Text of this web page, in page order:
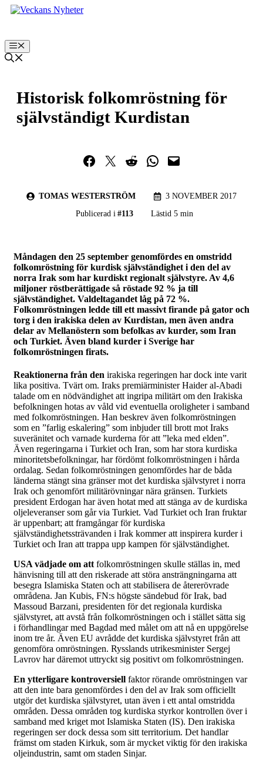
Hoppa
Meny
Historisk folkomröstning för
självständigt Kurdistan
Dela på Facebook
Dela på TwitterDela på RedditDela i WhatsApp
Maila en länk
TOMAS WESTERSTRÖM
3 NOVEMBER 2017
Publicerad i #113 Lästid 5 min
Måndagen den 25 september genomfördes en omstridd
folkomröstning för kurdisk självständighet i den del av
norra Irak som har kurdiskt regionalt självstyre. Av 4,6
miljoner röstberättigade så röstade 92 % ja till
självständighet. Valdeltagandet låg på 72 %.
Folkomröstningen ledde till ett massivt firande på gator och
torg i den irakiska delen av Kurdistan, men även andra
delar av Mellanöstern som befolkas av kurder, som Iran
och Turkiet. Även bland kurder i Sverige har
folkomröstningen firats.
Reaktionerna från den irakiska regeringen har dock inte varit
lika positiva. Tvärt om. Iraks premiärminister Haider al-Abadi
talade om en nödvändighet att ingripa militärt om den Irakiska
befolkningen hotas av våld vid eventuella oroligheter i samband
med folkomröstningen. Han beskrev även folkomröstningen
som en ”farlig eskalering” som inbjuder till brott mot Iraks
suveränitet och varnade kurderna för att ”leka med elden”.
Även regeringarna i Turkiet och Iran, som har stora kurdiska
minoritetsbefolkningar, har fördömt folkomröstningen i hårda
ordalag. Sedan folkomröstningen genomfördes har de båda
länderna stängt sina gränser mot det kurdiska självstyret i norra
Irak och genomfört militärövningar nära gränsen. Turkiets
president Erdogan har även hotat med att stänga av de kurdiska
oljeleveranser som går via Turkiet. Vad Turkiet och Iran fruktar
är uppenbart; att framgångar för kurdiska
självständighetssträvanden i Irak kommer att inspirera kurder i
Turkiet och Iran att trappa upp kampen för självständighet.
USA vädjade om att folkomröstningen skulle ställas in, med
hänvisning till att den riskerade att störa ansträngningarna att
besegra Islamiska Staten och att stabilisera de återerövrade
områdena. Jan Kubis, FN:s högste sändebud för Irak, bad
Massoud Barzani, presidenten för det regionala kurdiska
självstyret, att avstå från folkomröstningen och i stället sätta sig
i förhandlingar med Bagdad med målet om att nå en uppgörelse
inom tre år. Även EU avrådde det kurdiska självstyret från att
genomföra omröstningen. Rysslands utrikesminister Sergej
Lavrov har däremot uttryckt sig positivt om folkomröstningen.
En ytterligare kontroversiell faktor rörande omröstningen var
att den inte bara genomfördes i den del av Irak som officiellt
utgör det kurdiska självstyret, utan även i ett antal omstridda
områden. Dessa områden tog kurdiska styrkor kontrollen över i
samband med kriget mot Islamiska Staten (IS). Den irakiska
regeringen ser dock dessa som sitt territorium. Det handlar
främst om staden Kirkuk, som är mycket viktig för den irakiska
oljeindustrin, samt om staden Sinjar.